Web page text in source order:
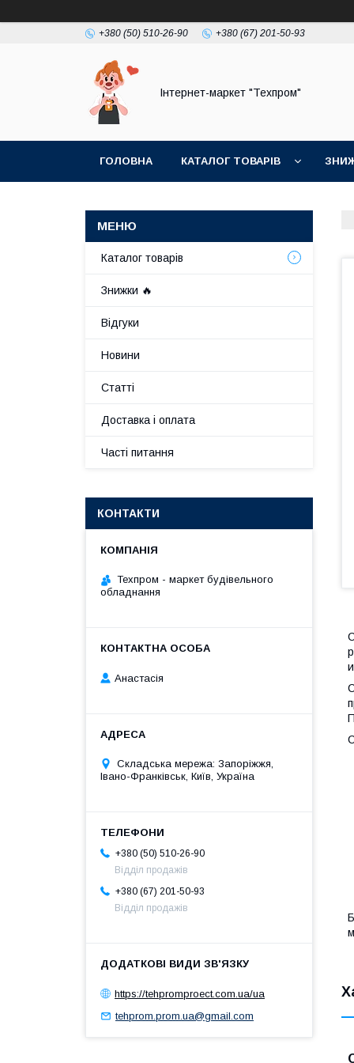
+380 (50) 510-26-90 +380 (67) 201-50-93
Інтернет-маркет "Техпром"
ГОЛОВНА КАТАЛОГ ТОВАРIВ
Каталог товарiв
Знижки 🔥
Відгуки
Новини
Статті
Доставка і оплата
Часті питання
КОНТАКТИ
Техпром - маркет будівельного
обладнання
Анастасія
Складська мережа: Запоріжжя,
Івано-Франківськ, Київ, Україна
+380 (50) 510-26-90
Відділ продажів
+380 (67) 201-50-93
Відділ продажів
https://tehpromproect.com.ua/ua
tehprom.prom.ua@gmail.com